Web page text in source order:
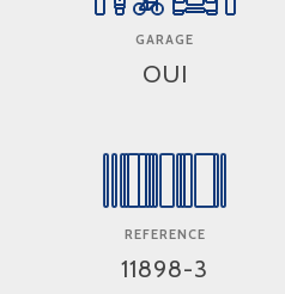
GARAGE
OUI
REFERENCE
11898-3